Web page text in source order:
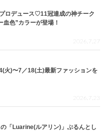
ロデュース♡11冠達成の神チーク
血色”カラーが登場！
2026.7.27
火)〜7／18(土)最新ファッションを
2026.7.23
「Luarine(ルアリン)」ぷるんとし